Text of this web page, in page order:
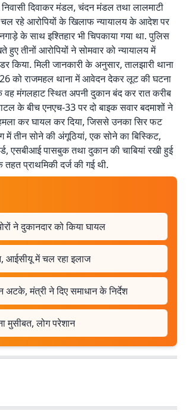
दिवाकर मंडल, चंदन मंडल तथा लालमाटी
चल रहे आरोपियों के खिलाफ न्यायालय के आदेश पर
के साथ इश्तिहार भी चिपकाया गया था. पुलिस
तीनों आरोपियों ने सोमवार को न्यायालय में
किया. मिली जानकारी के अनुसार, तालझारी थाना
को राजमहल थाना में आवेदन देकर लूट की घटना
वह मंगलहाट स्थित अपनी दुकान बंद कर रात करीब
के बीच एनएच-33 पर दो बाइक सवार बदमाशों ने
कर घायल कर दिया, जिससे उनका सिर फट
में तीन सोने की अंगूठियां, एक सोने का बिस्किट,
एसबीआई पासबुक तथा दुकान की चाबियां रखी हुई
प्राथमिकी दर्ज की गई थी.
ने दुकानदार को किया घायल
में चल रहा इलाज
मंत्री ने दिए समाधान के निर्देश
मुसीबत, लोग परेशान